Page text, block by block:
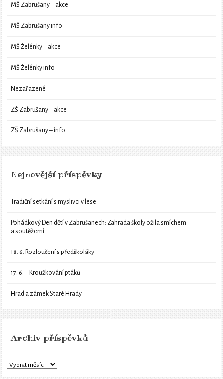
MŠ Zabrušany – akce
MŠ Zabrušany info
MŠ Želénky – akce
MŠ Želénky info
Nezařazené
ZŠ Zabrušany – akce
ZŠ Zabrušany – info
Nejnovější příspěvky
Tradiční setkání s myslivci v lese
Pohádkový Den dětí v Zabrušanech: Zahrada školy ožila smíchem
a soutěžemi
18. 6. Rozloučení s předškoláky
17. 6. – Kroužkování ptáků
Hrad a zámek Staré Hrady
Archiv příspěvků